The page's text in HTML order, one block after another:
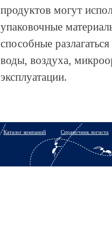
продуктов могут
упаковочные
способные
воды, воздуха,
эксплуатации.
Каталог компаний Справочник логиста